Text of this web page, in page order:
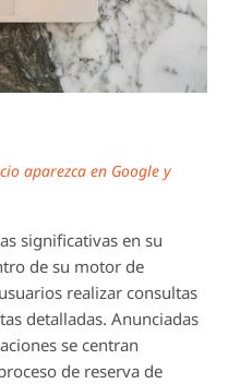
aparezca en Google y
significativas en su
de su motor de
realizar consultas
detalladas. Anunciadas
se centran
de reserva de